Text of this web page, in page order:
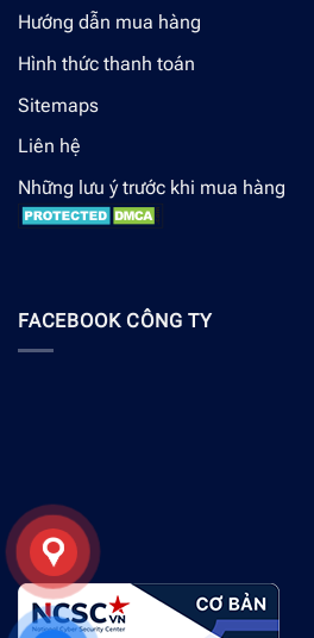
Hướng dẫn mua hàng
Hình thức thanh toán
Sitemaps
Liên hệ
Những lưu ý trước khi mua hàng
FACEBOOK CÔNG TY